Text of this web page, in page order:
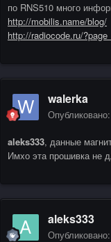
по RNS510 много
http://mobilis.name/blog/
http://radiocode.ru/
walerka
Опубликовано:
aleks333, данные
Имхо эта прошивка не
aleks333
Опубликовано: